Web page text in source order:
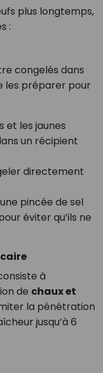
plus longtemps,
:
congelés dans
les préparer pour
et les jaunes
un récipient
directement
pincée de sel
éviter qu’ils ne
à
de chaux et
la pénétration
jusqu’à 6